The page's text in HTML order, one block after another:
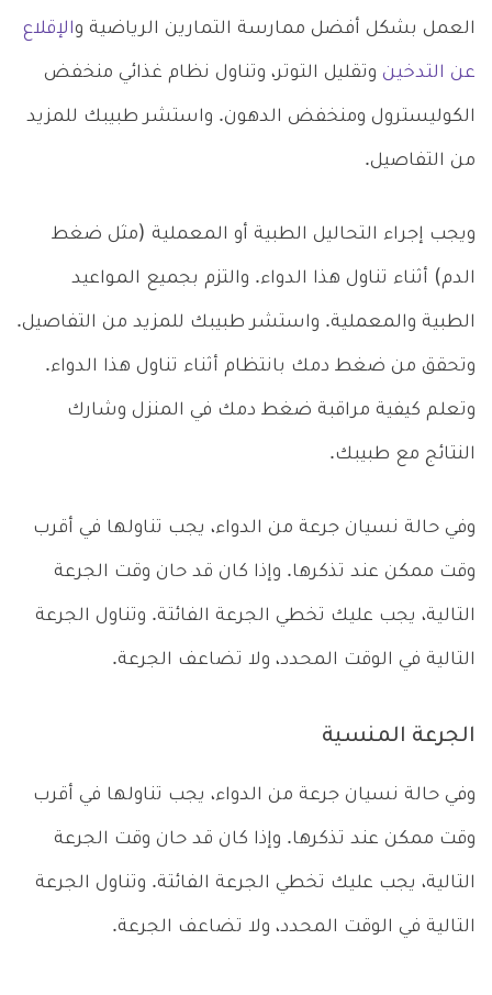
العمل بشكل أفضل ممارسة التمارين الرياضية والإقلاع
عن التدخين وتقليل التوتر، وتناول نظام غذائي منخفض
الكوليسترول ومنخفض الدهون. واستشر طبيبك للمزيد
من التفاصيل.
ويجب إجراء التحاليل الطبية أو المعملية (مثل ضغط
الدم) أثناء تناول هذا الدواء. والتزم بجميع المواعيد
الطبية والمعملية. واستشر طبيبك للمزيد من التفاصيل.
وتحقق من ضغط دمك بانتظام أثناء تناول هذا الدواء.
وتعلم كيفية مراقبة ضغط دمك في المنزل وشارك
النتائج مع طبيبك.
وفي حالة نسيان جرعة من الدواء، يجب تناولها في أقرب
وقت ممكن عند تذكرها. وإذا كان قد حان وقت الجرعة
التالية، يجب عليك تخطي الجرعة الفائتة. وتناول الجرعة
التالية في الوقت المحدد، ولا تضاعف الجرعة.
الجرعة المنسية
وفي حالة نسيان جرعة من الدواء، يجب تناولها في أقرب
وقت ممكن عند تذكرها. وإذا كان قد حان وقت الجرعة
التالية، يجب عليك تخطي الجرعة الفائتة. وتناول الجرعة
التالية في الوقت المحدد، ولا تضاعف الجرعة.